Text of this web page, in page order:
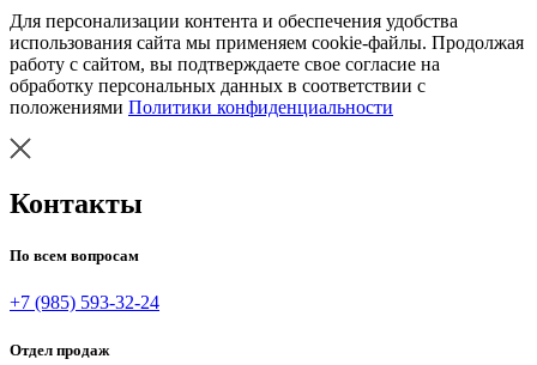
Для персонализации контента и обеспечения удобства
использования сайта мы применяем cookie-файлы. Продолжая
работу с сайтом, вы подтверждаете свое согласие на
обработку персональных данных в соответствии с
положениями Политики конфиденциальности
Контакты
По всем вопросам
+7 (985) 593-32-24
Отдел продаж